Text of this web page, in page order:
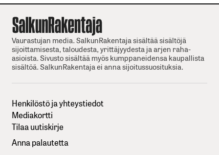
Vaurastujan media. SalkunRakentaja sisältää sisältöjä
sijoittamisesta, taloudesta, yrittäjyydesta ja arjen raha-
asioista. Sivusto sisältää myös kumppaneidensa kaupallista
sisältöä. SalkunRakentaja ei anna sijoitussuosituksia.
Henkilöstö ja yhteystiedot
Mediakortti
Tilaa uutiskirje
Anna palautetta